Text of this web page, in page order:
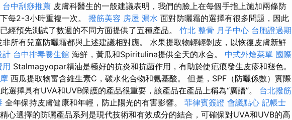
台中刮痧推薦 皮膚科醫生的一般建議表明，我們的臉上在每個手指上施加兩條防
每2-3小時重複一次。 撥筋美容 房屋 漏水 面對防曬霜的選擇有很多問題，因此
經預先測試了數週的不同方面提供了五種產品。 竹北 整骨 月子中心 台胞證過期
所有兒童防曬霜都與上述建議相對應。 水果提取物輕輕剝皮，以恢復皮膚新鮮
計 台中排毒養生館 海鮮，黃瓜和Spiritulina提供全天的水合。 中式外燴菜單 國際
用 Stalmagyopar精油是極好的抗炎和抗菌作用，有助於使疤痕發生皮疹和褪色。
西瓜提取物富含維生素C，碳水化合物和氨基酸。 但是，SPF（防曬係數）實際
選擇具有UVA和UVB保護的產品很重要，該產品在產品上稱為“廣譜”。 台北撥筋
全年保持皮膚健康和年輕，防止陽光的有害影響。 菲律賓簽證 會議點心 記帳士
心選擇的防曬產品系列是現代技術和有效成分的結合，可確保對UVA和UVB的高